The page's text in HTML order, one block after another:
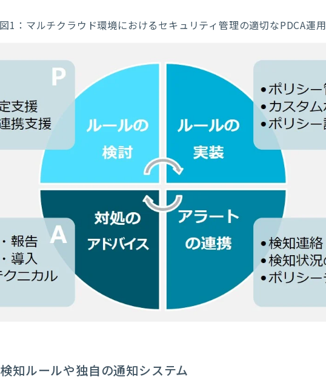
図1：マルチクラウド環境におけるセキュリティ管理の適切なPDCA運用
知ルールや独自の通知システム